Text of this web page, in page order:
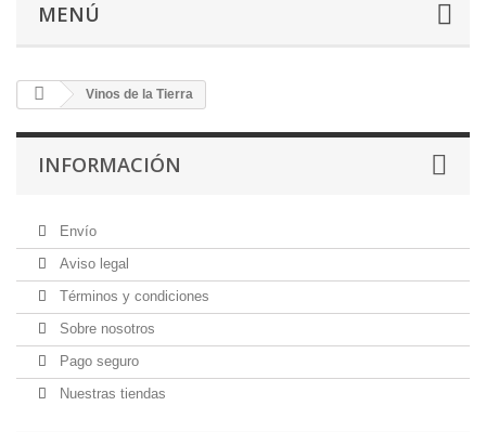
MENÚ
Vinos de la Tierra
INFORMACIÓN
Envío
Aviso legal
Términos y condiciones
Sobre nosotros
Pago seguro
Nuestras tiendas